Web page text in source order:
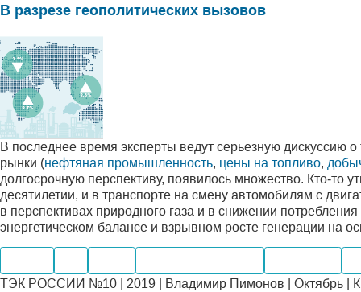
В разрезе геополитических вызовов
В последнее время эксперты ведут серьезную дискуссию
рынки (нефтяная промышленность, цены на топливо,
долгосрочную перспективу, появилось множество. Кто‑то
десятилетии, и в транспорте на смену автомобилям с
в перспективах природного газа и в снижении
энергетическом балансе и взрывном росте генерации на
ТЭК РОССИИ №10 | 2019 | Владимир Пимонов | Октябрь |